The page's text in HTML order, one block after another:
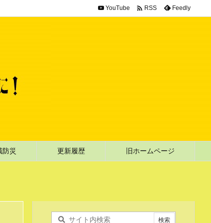
防災 更新履歴 旧ホームページ
YouTube  RSS Feedly